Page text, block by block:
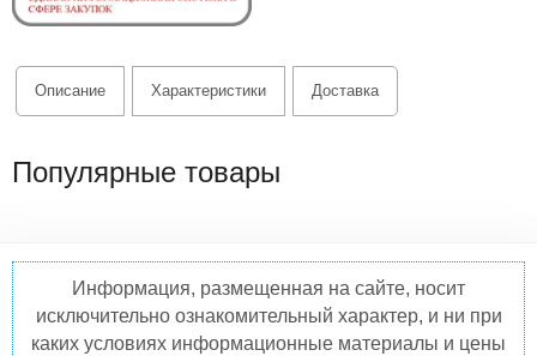
Описание Характеристики Доставка
Популярные товары
Информация, размещенная на сайте, носит
исключительно ознакомительный характер, и ни при
каких условиях информационные материалы и цены